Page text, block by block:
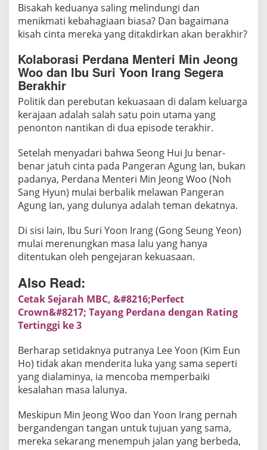
r
f
e
c
t
r
o
w
'
y
a
n
g
e
m
b
t
P
o
n
t
n
P
e
Bisakah keduanya saling melindungi dan
menikmati kebahagiaan biasa? Dan bagaimana
kisah cinta mereka yang ditakdirkan akan berakhir?
Kolaborasi Perdana Menteri Min Jeong
Woo dan Ibu Suri Yoon Irang Segera
Berakhir
Politik dan perebutan kekuasaan di dalam keluarga
kerajaan adalah salah satu poin utama yang
penonton nantikan di dua episode terakhir.
Setelah menyadari bahwa Seong Hui Ju benar-
benar jatuh cinta pada Pangeran Agung Ian, bukan
padanya, Perdana Menteri Min Jeong Woo (Noh
Sang Hyun) mulai berbalik melawan Pangeran
Agung Ian, yang dulunya adalah teman dekatnya.
Di sisi lain, Ibu Suri Yoon Irang (Gong Seung Yeon)
mulai merenungkan masa lalu yang hanya
ditentukan oleh pengejaran kekuasaan.
Also Read:
Cetak Sejarah MBC, &#8216;Perfect
Crown&#8217; Tayang Perdana dengan Rating
Tertinggi ke 3
Berharap setidaknya putranya Lee Yoon (Kim Eun
Ho) tidak akan menderita luka yang sama seperti
yang dialaminya, ia mencoba memperbaiki
kesalahan masa lalunya.
Meskipun Min Jeong Woo dan Yoon Irang pernah
bergandengan tangan untuk tujuan yang sama,
mereka sekarang menempuh jalan yang berbeda,